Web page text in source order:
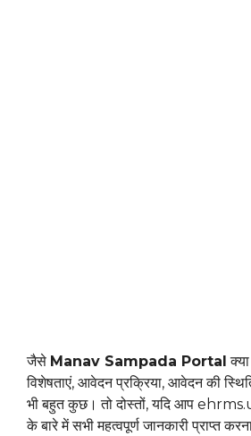
जैसे Manav Sampada Portal
विशेषताएं, आवेदन प्रक्रिया, आवेदन की
भी बहुत कुछ। तो दोस्तों, यदि आप
के बारे में सभी महत्वपूर्ण जानकारी प्राप्त